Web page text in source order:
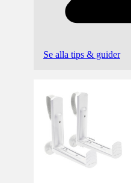
Se alla tips & guider